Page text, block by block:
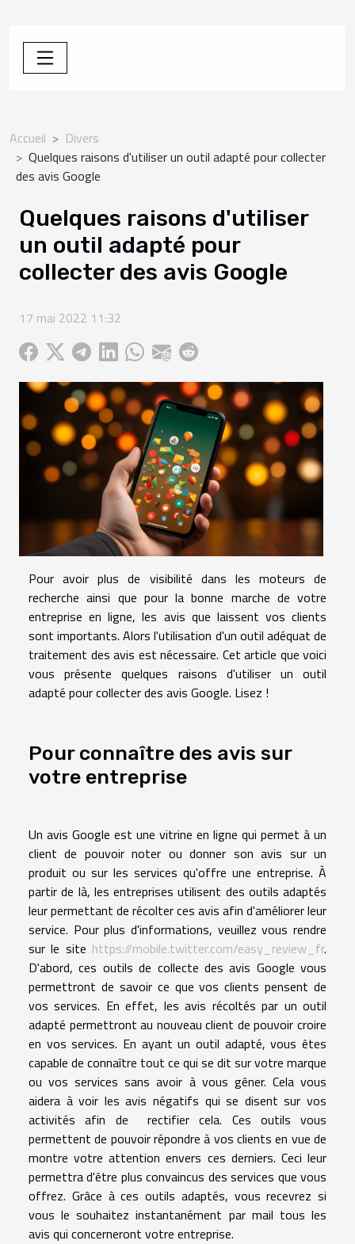
Accueil
Divers
Quelques raisons d'utiliser un outil adapté pour collecter
des avis Google
Quelques raisons d'utiliser
un outil adapté pour
collecter des avis Google
17 mai 2022 11:32
Pour avoir plus de visibilité dans les moteurs de
recherche ainsi que pour la bonne marche de votre
entreprise en ligne, les avis que laissent vos clients
sont importants. Alors l'utilisation d'un outil adéquat de
traitement des avis est nécessaire. Cet article que voici
vous présente quelques raisons d'utiliser un outil
adapté pour collecter des avis Google. Lisez !
Pour connaître des avis sur
votre entreprise
Un avis Google est une vitrine en ligne qui permet à un
client de pouvoir noter ou donner son avis sur un
produit ou sur les services qu'offre une entreprise. À
partir de là, les entreprises utilisent des outils adaptés
leur permettant de récolter ces avis afin d'améliorer leur
service. Pour plus d'informations, veuillez vous rendre
sur le site https://mobile.twitter.com/easy_review_fr.
D'abord, ces outils de collecte des avis Google vous
permettront de savoir ce que vos clients pensent de
vos services. En effet, les avis récoltés par un outil
adapté permettront au nouveau client de pouvoir croire
en vos services. En ayant un outil adapté, vous êtes
capable de connaître tout ce qui se dit sur votre marque
ou vos services sans avoir à vous gêner. Cela vous
aidera à voir les avis négatifs qui se disent sur vos
activités afin de rectifier cela. Ces outils vous
permettent de pouvoir répondre à vos clients en vue de
montre votre attention envers ces derniers. Ceci leur
permettra d'être plus convaincus des services que vous
offrez. Grâce à ces outils adaptés, vous recevrez si
vous le souhaitez instantanément par mail tous les
avis qui concerneront votre entreprise.